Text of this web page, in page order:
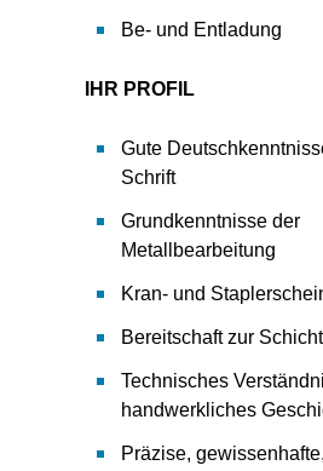
Be- und Entladung
IHR PROFIL
Gute
Schrift
Grundkenntnisse der
Metallbearbeitung
Kran- und
Bereitschaft zur
Technisches
handwerkliches
Präzise, gewissenhafte,